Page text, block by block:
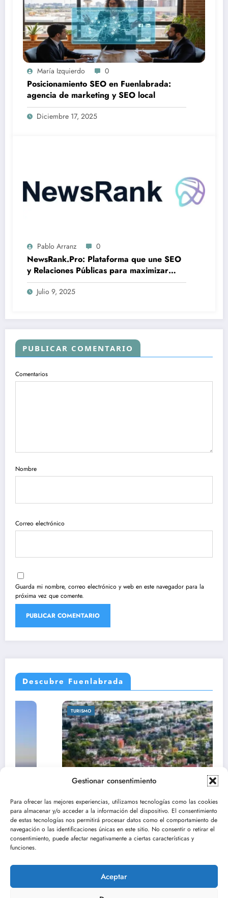
Gestionar consentimiento
Para ofrecer las mejores experiencias, utilizamos tecnologías como las cookies
para almacenar y/o acceder a la información del dispositivo. El consentimiento
de estas tecnologías nos permitirá procesar datos como el comportamiento de
navegación o las identificaciones únicas en este sitio. No consentir o retirar el
consentimiento, puede afectar negativamente a ciertas características y
funciones.
Aceptar
María Izquierdo 0
Posicionamiento SEO en Fuenlabrada:
agencia de marketing y SEO local
Diciembre 17, 2025
Pablo Arranz 0
NewsRank.Pro: Plataforma que une SEO
y Relaciones Públicas para maximizar
visibilidad online
Julio 9, 2025
PUBLICAR COMENTARIO
Comentarios
Nombre
Correo electrónico
Guarda mi nombre, correo electrónico y web en este navegador para la
próxima vez que comente.
Descubre Fuenlabrada
Descubre el parque de la vaca en
Pablo Arranz